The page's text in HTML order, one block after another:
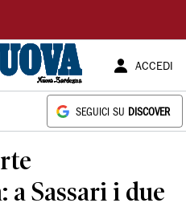
ACCEDI
SEGUICI SU DISCOVER
Sassari i due